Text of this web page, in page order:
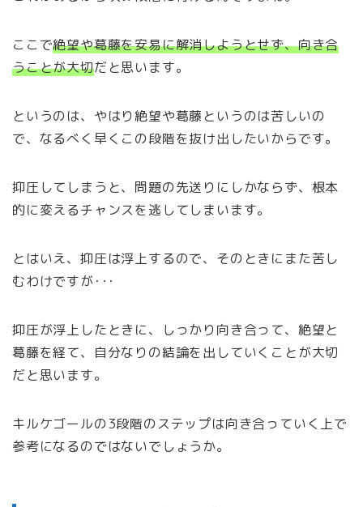
ここで絶望や葛藤を安易に解消しようとせず、向き合
うことが大切だと思います。
というのは、やはり絶望や葛藤というのは苦しいの
で、なるべく早くこの段階を抜け出したいからです。
抑圧してしまうと、問題の先送りにしかならず、根本
的に変えるチャンスを逃してしまいます。
とはいえ、抑圧は浮上するので、そのときにまた苦し
むわけですが･･･
抑圧が浮上したときに、しっかり向き合って、絶望と
葛藤を経て、自分なりの結論を出していくことが大切
だと思います。
キルケゴールの3段階のステップは向き合っていく上で
参考になるのではないでしょうか。